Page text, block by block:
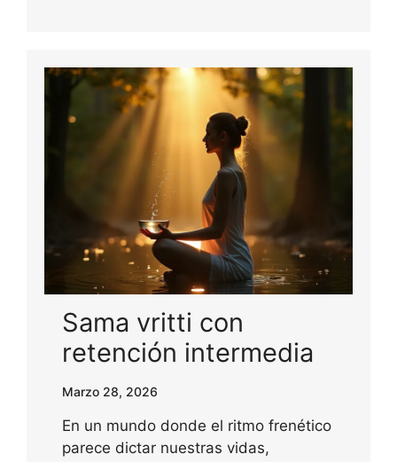
Sama vritti con
retención intermedia
Marzo 28, 2026
En un mundo donde el ritmo frenético
parece dictar nuestras vidas,